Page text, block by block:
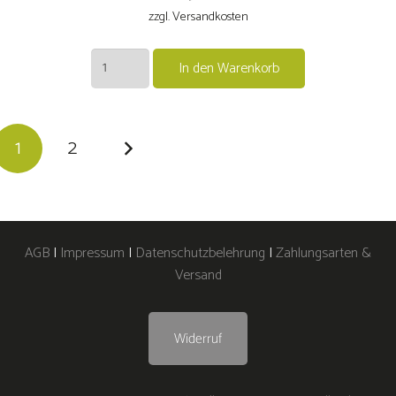
6,90 €
zzgl. Versandkosten
2024er
Rotling
In den Warenkorb
1 2
AGB | Impressum | Datenschutzbelehrung |Zahlungsarten &
Versand
Widerruf